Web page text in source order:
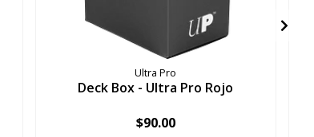
Ultra Pro
Deck Box - Ultra Pro Rojo
$90.00